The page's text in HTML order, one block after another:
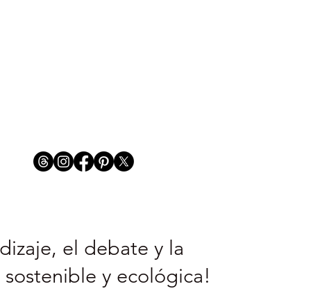
el debate y la
y ecológica!